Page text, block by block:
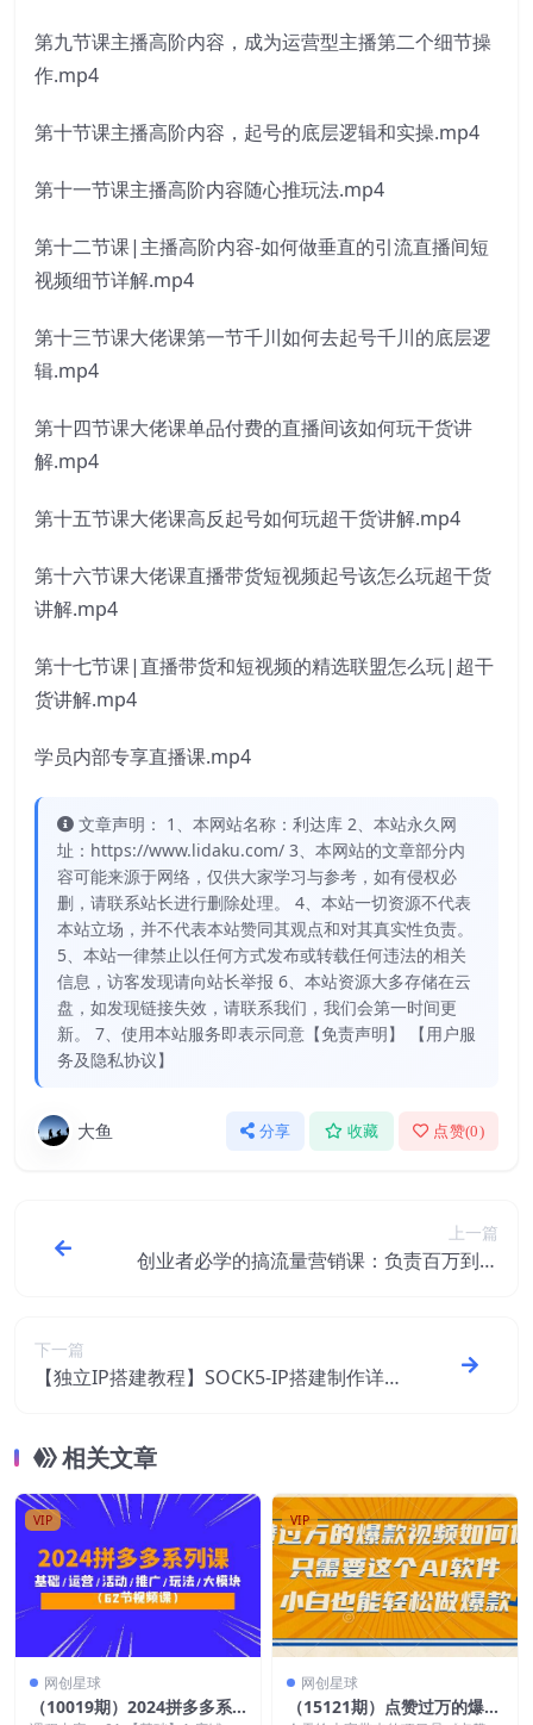
第九节课主播高阶内容，成为运营型主播第二个细节操
作.mp4
第十节课主播高阶内容，起号的底层逻辑和实操.mp4
第十一节课主播高阶内容随心推玩法.mp4
第十二节课|主播高阶内容-如何做垂直的引流直播间短
视频细节详解.mp4
第十三节课大佬课第一节千川如何去起号千川的底层逻
辑.mp4
第十四节课大佬课单品付费的直播间该如何玩干货讲
解.mp4
第十五节课大佬课高反起号如何玩超干货讲解.mp4
第十六节课大佬课直播带货短视频起号该怎么玩超干货
讲解.mp4
第十七节课|直播带货和短视频的精选联盟怎么玩|超干
货讲解.mp4
学员内部专享直播课.mp4
文章声明： 1、本网站名称：利达库 2、本站永久网
址：https://www.lidaku.com/ 3、本网站的文章部分内
容可能来源于网络，仅供大家学习与参考，如有侵权必
删，请联系站长进行删除处理。 4、本站一切资源不代表
本站立场，并不代表本站赞同其观点和对其真实性负责。
5、本站一律禁止以任何方式发布或转载任何违法的相关
信息，访客发现请向站长举报 6、本站资源大多存储在云
盘，如发现链接失效，请联系我们，我们会第一时间更
新。 7、使用本站服务即表示同意【免责声明】 【用户服
务及隐私协议】
大鱼 分享 收藏 点赞(0)
上一篇
创业者必学的搞流量营销课：负责百万到年
下一篇
【独立IP搭建教程】SOCK5-IP搭建制作详细
相关文章
VIP
网创星球
（10019期）2024拼多多系
VIP
网创星球
（15121期）点赞过万的爆款